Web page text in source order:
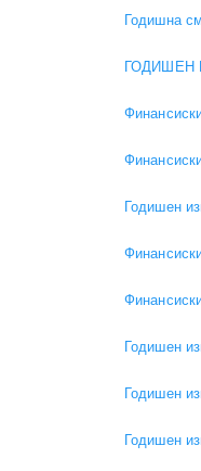
Годишна
ГОДИШЕН
Годишен
Годишен
Годишен
Годишен